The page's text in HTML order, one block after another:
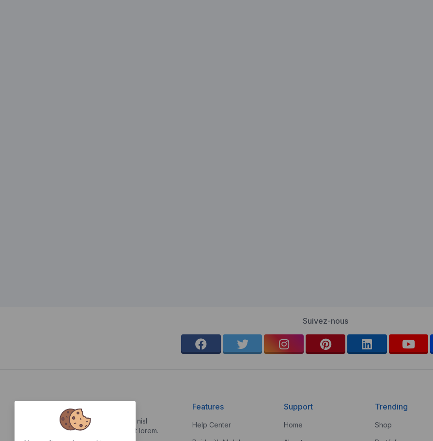
Suivez-nous
About Us
Vestibulum quis risus sed nisl
pellentesque aliquet et et lorem.
Features
Help Center
Support
Home
Trending
Shop